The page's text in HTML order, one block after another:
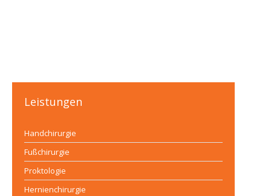
Leistungen
Handchirurgie
Fußchirurgie
Proktologie
Hernienchirurgie